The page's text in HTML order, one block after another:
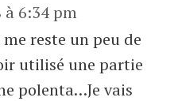
à 6:34 pm
reste un peu de
utilisé une partie
polenta…Je vais